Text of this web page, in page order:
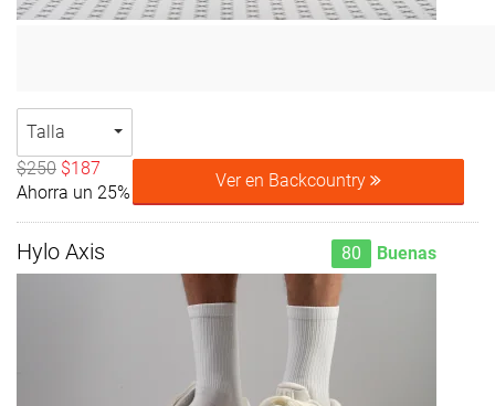
Talla
$250 $187
Ahorra un 25%
Ver en Backcountry
Hylo Axis 80 Buenas